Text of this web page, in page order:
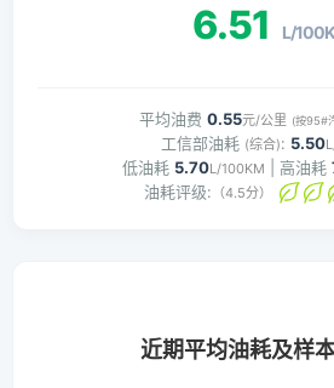
6.51 L/
平均油费 0.55元/公里 (按95#
工信部油耗 (综合): 5.50
低油耗 5.70L/100KM | 高油耗
油耗评级: （4.5分）